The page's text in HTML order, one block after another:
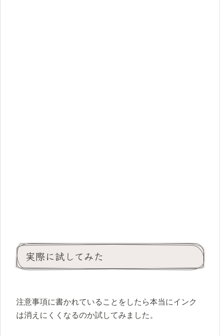
実際に試してみた
注意事項に書かれていることをしたら本当にインク
は消えにくくなるのか試してみました。